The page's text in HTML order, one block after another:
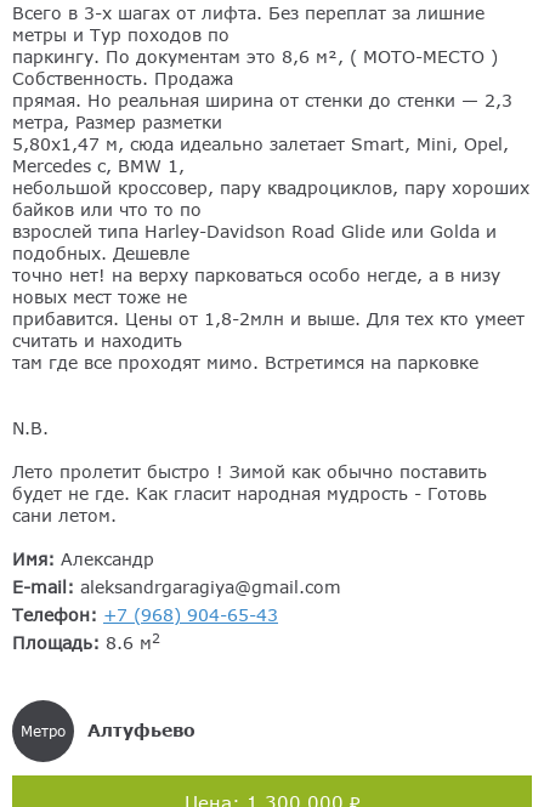
Всего в 3-х шагах от лифта. Без переплат за лишние
метры и Тур походов по
паркингу. По документам это 8,6 м², ( МОТО-МЕСТО )
Собственность. Продажа
прямая. Но реальная ширина от стенки до стенки — 2,3
метра, Размер разметки
5,80х1,47 м, сюда идеально залетает Smart, Mini, Opel,
Mercedes с, BMW 1,
небольшой кроссовер, пару квадроциклов, пару хороших
байков или что то по
взрослей типа Harley-Davidson Road Glide или Golda и
подобных. Дешевле
точно нет! на верху парковаться особо негде, а в низу
новых мест тоже не
прибавится. Цены от 1,8-2млн и выше. Для тех кто умеет
считать и находить
там где все проходят мимо. Встретимся на парковке
N.B.
Лето пролетит быстро ! Зимой как обычно поставить
будет не где. Как гласит народная мудрость - Готовь
сани летом.
Имя: Александр
E-mail: aleksandrgaragiya@gmail.com
Телефон: +7 (968) 904-65-43
Площадь: 8.6 м2
Метро Алтуфьево
Цена: 1 300 000 ₽